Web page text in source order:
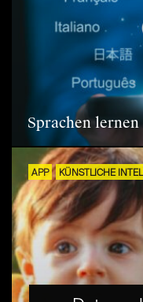
Sprachen
APP KÜNSTLICHE